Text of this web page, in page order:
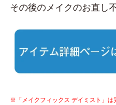
その後のメイクのお直し不
※「メイクフィックス デイミスト」は